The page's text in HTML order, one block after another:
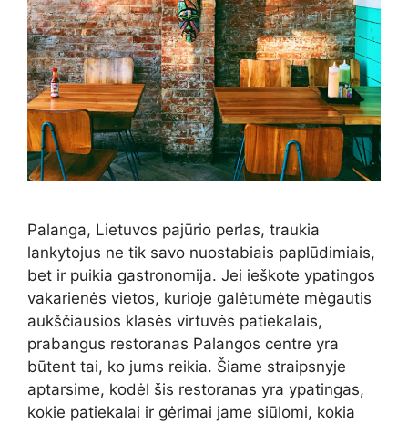
Palanga, Lietuvos pajūrio perlas, traukia
lankytojus ne tik savo nuostabiais paplūdimiais,
bet ir puikia gastronomija. Jei ieškote ypatingos
vakarienės vietos, kurioje galėtumėte mėgautis
aukščiausios klasės virtuvės patiekalais,
prabangus restoranas Palangos centre yra
būtent tai, ko jums reikia. Šiame straipsnyje
aptarsime, kodėl šis restoranas yra ypatingas,
kokie patiekalai ir gėrimai jame siūlomi, kokia